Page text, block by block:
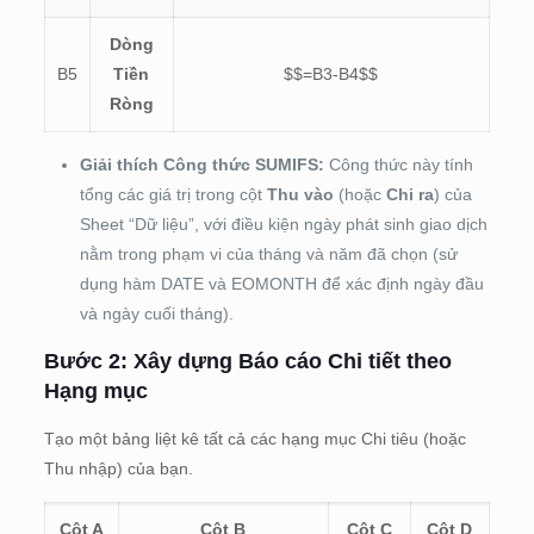
B5
Dòng
Tiền
Ròng
$$=B3-B4$$
Giải thích Công thức SUMIFS: Công thức này tính
tổng các giá trị trong cột Thu vào (hoặc Chi ra) của
Sheet “Dữ liệu”, với điều kiện ngày phát sinh giao dịch
nằm trong phạm vi của tháng và năm đã chọn (sử
dụng hàm DATE và EOMONTH để xác định ngày đầu
và ngày cuối tháng).
Bước 2: Xây dựng Báo cáo Chi tiết theo
Hạng mục
Tạo một bảng liệt kê tất cả các hạng mục Chi tiêu (hoặc
Thu nhập) của bạn.
Cột A Cột B Cột C Cột D